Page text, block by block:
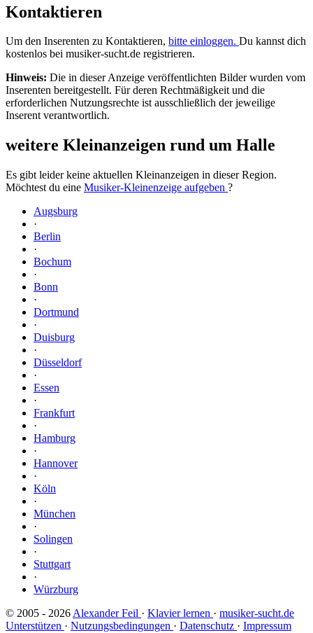
Kontaktieren
Um den Inserenten zu Kontaktieren, bitte einloggen. Du kannst dich
kostenlos bei musiker-sucht.de registrieren.
Hinweis: Die in dieser Anzeige veröffentlichten Bilder wurden vom
Inserenten bereitgestellt. Für deren Rechtmäßigkeit und die
erforderlichen Nutzungsrechte ist ausschließlich der jeweilige
Inserent verantwortlich.
weitere Kleinanzeigen rund um Halle
Es gibt leider keine aktuellen Kleinanzeigen in dieser Region.
Möchtest du eine Musiker-Kleinenzeige aufgeben ?
Augsburg
·
Berlin
·
Bochum
·
Bonn
·
Dortmund
·
Duisburg
·
Düsseldorf
·
Essen
·
Frankfurt
·
Hamburg
·
Hannover
·
Köln
·
München
·
Solingen
·
Stuttgart
·
Würzburg
© 2005 - 2026 Alexander Feil · Klavier lernen · musiker-sucht.de
Unterstützen · Nutzungsbedingungen · Datenschutz · Impressum